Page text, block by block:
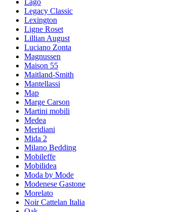
Lago
Legacy Classic
Lexington
Ligne Roset
Lillian August
Luciano Zonta
Magnussen
Maison 55
Maitland-Smith
Mantellassi
Map
Marge Carson
Martini mobili
Medea
Meridiani
Mida 2
Milano Bedding
Mobileffe
Mobilidea
Moda by Mode
Modenese Gastone
Morelato
Noir Cattelan Italia